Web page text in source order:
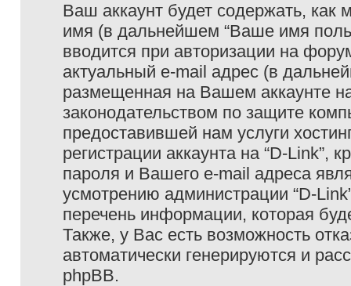
Ваш аккаунт будет содержать,
имя (в дальнейшем “Ваше имя
вводится при авторизации на
актуальный e-mail адрес (в
размещенная на Вашем аккаунте
законодательством по защите
предоставившей нам услуги
регистрации аккаунта на “D-
пароля и Вашего e-mail адреса
усмотрению администрации “D-
перечень информации, которая
Также, у Вас есть возможность
автоматически генерируются и
phpBB.